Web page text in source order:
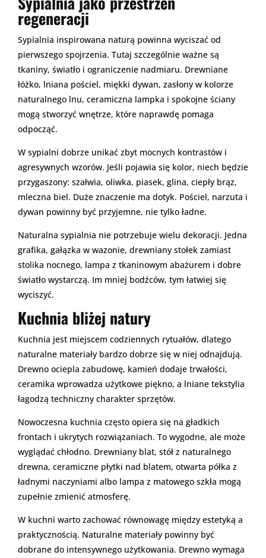
regeneracji
Sypialnia inspirowana naturą powinna wyciszać od
pierwszego spojrzenia. Tutaj szczególnie ważne są
tkaniny, światło i ograniczenie nadmiaru. Drewniane
łóżko, lniana pościel, miękki dywan, zasłony w kolorze
naturalnego lnu, ceramiczna lampka i spokojne ściany
mogą stworzyć wnętrze, które naprawdę pomaga
odpocząć.
W sypialni dobrze unikać zbyt mocnych kontrastów i
agresywnych wzorów. Jeśli pojawia się kolor, niech będzie
przygaszony: szałwia, oliwka, piasek, glina, ciepły brąz,
mleczna biel. Duże znaczenie ma dotyk. Pościel, narzuta i
dywan powinny być przyjemne, nie tylko ładne.
Naturalna sypialnia nie potrzebuje wielu dekoracji. Jedna
grafika, gałązka w wazonie, drewniany stołek zamiast
stolika nocnego, lampa z tkaninowym abażurem i dobre
światło wystarczą. Im mniej bodźców, tym łatwiej się
wyciszyć.
Kuchnia bliżej natury
Kuchnia jest miejscem codziennych rytuałów, dlatego
naturalne materiały bardzo dobrze się w niej odnajdują.
Drewno ociepla zabudowę, kamień dodaje trwałości,
ceramika wprowadza użytkowe piękno, a lniane tekstylia
łagodzą techniczny charakter sprzętów.
Nowoczesna kuchnia często opiera się na gładkich
frontach i ukrytych rozwiązaniach. To wygodne, ale może
wyglądać chłodno. Drewniany blat, stół z naturalnego
drewna, ceramiczne płytki nad blatem, otwarta półka z
ładnymi naczyniami albo lampa z matowego szkła mogą
zupełnie zmienić atmosferę.
W kuchni warto zachować równowagę między estetyką a
praktycznością. Naturalne materiały powinny być
dobrane do intensywnego użytkowania. Drewno wymaga